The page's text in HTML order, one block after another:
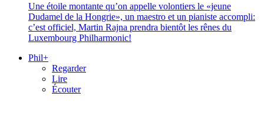
Une étoile montante qu’on appelle volontiers le «jeune
Dudamel de la Hongrie», un maestro et un pianiste accompli:
c’est officiel, Martin Rajna prendra bientôt les rênes du
Luxembourg Philharmonic!
Phil+
Regarder
Lire
Écouter